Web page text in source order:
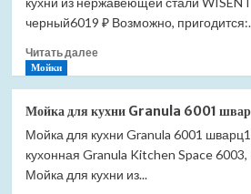
7802
(Лучшая
черный6019 ₽ Возможно,
Читать далееПрочитать
для
кухни
Granula
7802
Мойки
Мойка для кухни Granula 6001
Мойка для кухни Granula 6001
кухонная Granula Kitchen Space
Мойка для кухни из...